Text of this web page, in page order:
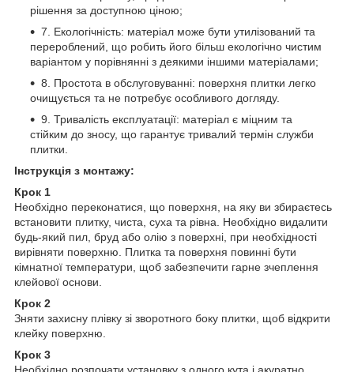
рішення за доступною ціною;
7. Екологічність: матеріал може бути утилізований та
перероблений, що робить його більш екологічно чистим
варіантом у порівнянні з деякими іншими матеріалами;
8. Простота в обслуговуванні: поверхня плитки легко
очищується та не потребує особливого догляду.
9. Тривалість експлуатації: матеріал є міцним та
стійким до зносу, що гарантує тривалий термін служби
плитки.
Інструкція з монтажу:
Крок 1
Необхідно переконатися, що поверхня, на яку ви збираєтесь
встановити плитку, чиста, суха та рівна. Необхідно видалити
будь-який пил, бруд або олію з поверхні, при необхідності
вирівняти поверхню. Плитка та поверхня повинні бути
кімнатної температури, щоб забезпечити гарне зчеплення
клейової основи.
Крок 2
Зняти захисну плівку зі зворотного боку плитки, щоб відкрити
клейку поверхню.
Крок 3
Необхідно розпочати установку з одного кута і акуратно